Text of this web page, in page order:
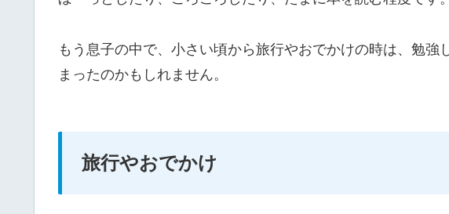
もう息子の中で、小さい頃から旅行やおでかけの時は、勉強
まったのかもしれません。
旅行やおでかけ